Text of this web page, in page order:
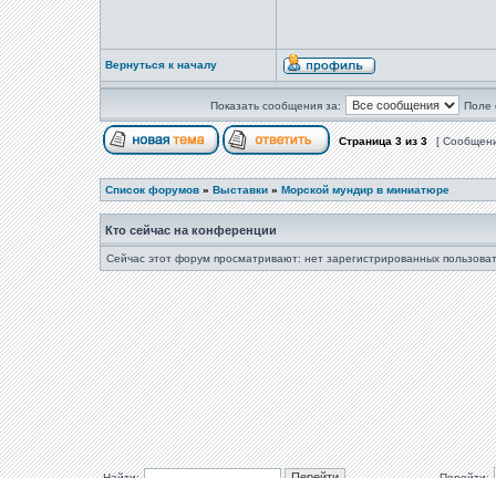
Вернуться к началу
Показать сообщения за: Поле
Страница3из3 [
Список форумов » Выставки » Морской мундир в миниатюре
Кто сейчас на конференции
Сейчас этот форум просматривают: нет зарегистрированных